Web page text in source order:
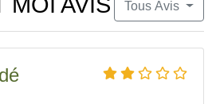
Tous Avis